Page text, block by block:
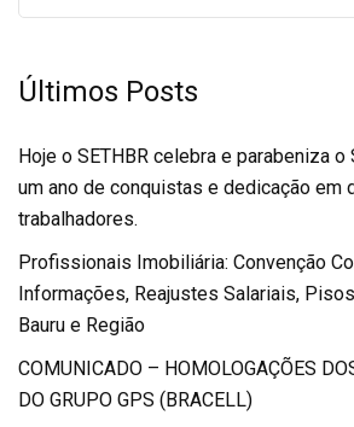
Últimos Posts
Hoje o SETHBR celebra e parabeniza
um ano de conquistas e dedicação em
trabalhadores.
Profissionais Imobiliária: Convenção
Informações, Reajustes Salariais,
Bauru e Região
COMUNICADO – HOMOLOGAÇÕES
DO GRUPO GPS (BRACELL)